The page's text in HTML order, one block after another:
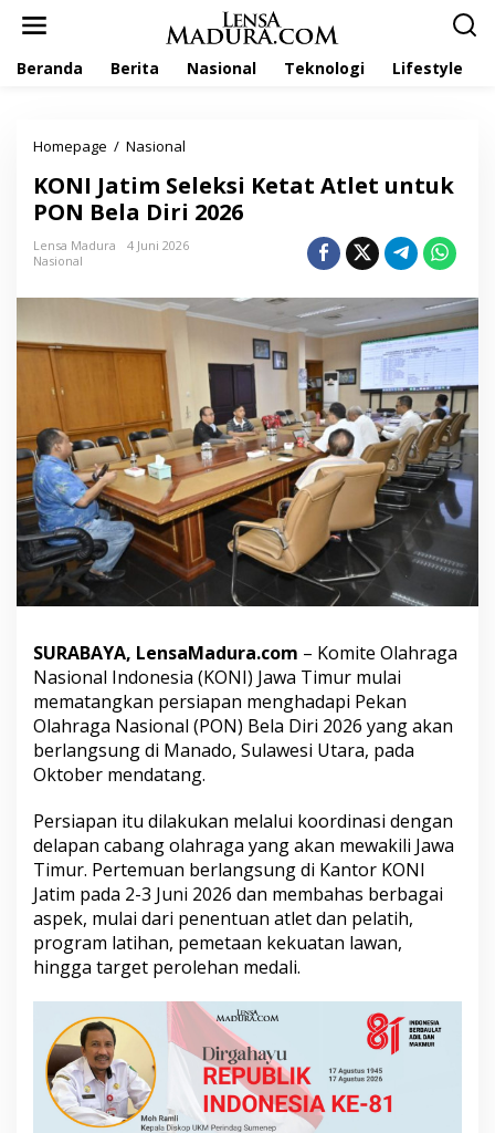
Beranda Berita Nasional Teknologi Lifestyle
Homepage / Nasional
N
I
J
a
m
e
k
s
i
e
t
a
t
A
t
l
t
u
n
t
u
k
P
O
B
e
a
D
i
r
i
0
KONI Jatim Seleksi Ketat Atlet untuk
PON Bela Diri 2026
Lensa Madura
4 Juni 2026
Nasional
SURABAYA, LensaMadura.com – Komite Olahraga
Nasional Indonesia (KONI) Jawa Timur mulai
mematangkan persiapan menghadapi Pekan
Olahraga Nasional (PON) Bela Diri 2026 yang akan
berlangsung di Manado, Sulawesi Utara, pada
Oktober mendatang.
Persiapan itu dilakukan melalui koordinasi dengan
delapan cabang olahraga yang akan mewakili Jawa
Timur. Pertemuan berlangsung di Kantor KONI
Jatim pada 2-3 Juni 2026 dan membahas berbagai
aspek, mulai dari penentuan atlet dan pelatih,
program latihan, pemetaan kekuatan lawan,
hingga target perolehan medali.